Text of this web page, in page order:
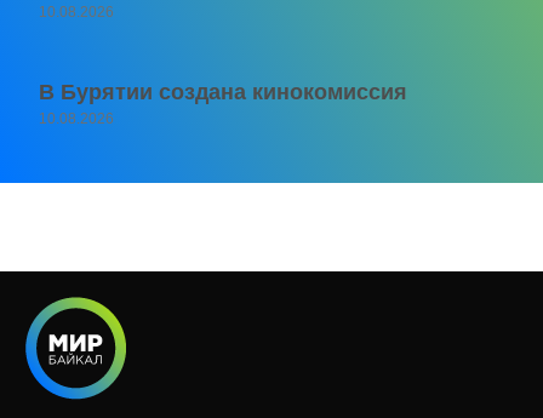
10.08.2026
В Бурятии создана кинокомиссия
10.08.2026